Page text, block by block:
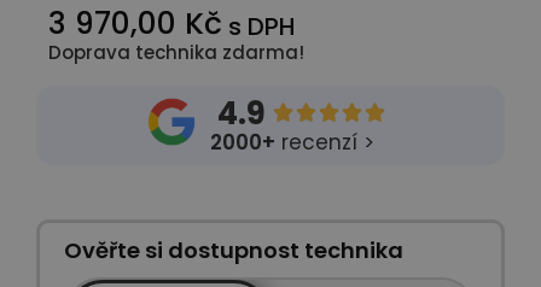
3 970,00 Kč s DPH
Doprava technika zdarma!
4.9 
2000+ recenzí >
Ověřte si dostupnost technika